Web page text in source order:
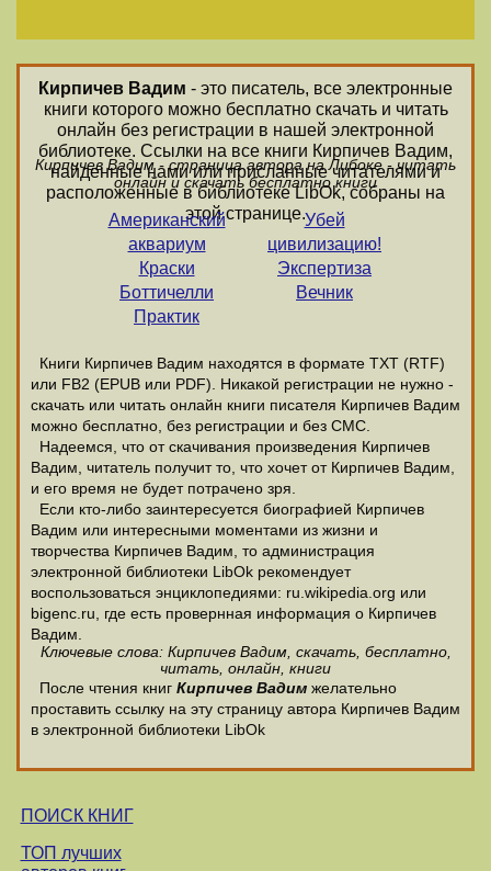
Кирпичев Вадим - это писатель, все электронные
книги которого можно бесплатно скачать и читать
онлайн без регистрации в нашей электронной
библиотеке. Ссылки на все книги Кирпичев Вадим,
найденные нами или присланные читателями и
расположенные в библиотеке LibOk, собраны на
этой странице.
Кирпичев Вадим - страница автора на Либоке - читать
онлайн и скачать бесплатно книги
Американский
аквариум
Краски
Боттичелли
Практик
Убей
цивилизацию!
Экспертиза
Вечник
Книги Кирпичев Вадим находятся в формате ТХТ (RTF)
или FB2 (EPUB или PDF). Никакой регистрации не нужно -
скачать или читать онлайн книги писателя Кирпичев Вадим
можно бесплатно, без регистрации и без СМС.
Надеемся, что от скачивания произведения Кирпичев
Вадим, читатель получит то, что хочет от Кирпичев Вадим,
и его время не будет потрачено зря.
Если кто-либо заинтересуется биографией Кирпичев
Вадим или интересными моментами из жизни и
творчества Кирпичев Вадим, то администрация
электронной библиотеки LibOk рекомендует
воспользоваться энциклопедиями: ru.wikipedia.org или
bigenc.ru, где есть провернная информация о Кирпичев
Вадим.
Ключевые слова: Кирпичев Вадим, скачать, бесплатно,
читать, онлайн, книги
После чтения книг Кирпичев Вадим желательно
проставить ссылку на эту страницу автора Кирпичев Вадим
в электронной библиотеки LibOk
ПОИСК КНИГ
ТОП лучших